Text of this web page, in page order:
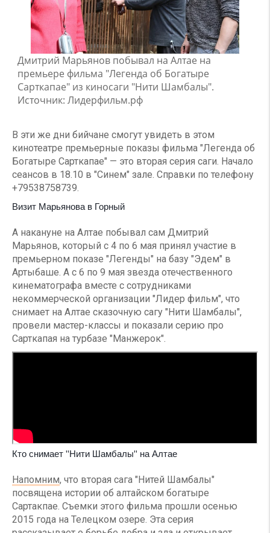
Дмитрий Марьянов побывал на Алтае на
премьере фильма "Легенда об Богатыре
Сарткапае" из киносаги "Нити Шамбалы".
Источник: Лидерфильм.рф
В эти же дни бийчане смогут увидеть в этом
кинотеатре премьерные показы фильма "Легенда об
Богатыре Сарткапае" — это вторая серия саги. Начало
сеансов в 18.10 в "Синем" зале. Справки по телефону
+79538758739.
Визит Марьянова в Горный
А накануне на Алтае побывал сам Дмитрий
Марьянов, который с 4 по 6 мая принял участие в
премьерном показе "Легенды" на базу "Эдем" в
Артыбаше. А с 6 по 9 мая звезда отечественного
кинематографа вместе с сотрудниками
некоммерческой организации "Лидер фильм", что
снимает на Алтае сказочную сагу "Нити Шамбалы",
провели мастер-классы и показали серию про
Сарткапая на турбазе "Манжерок".
Кто снимает "Нити Шамбалы" на Алтае
Напомним, что вторая сага "Нитей Шамбалы"
посвящена истории об алтайском богатыре
Сартакпае. Съемки этого фильма прошли осенью
2015 года на Телецком озере. Эта серия